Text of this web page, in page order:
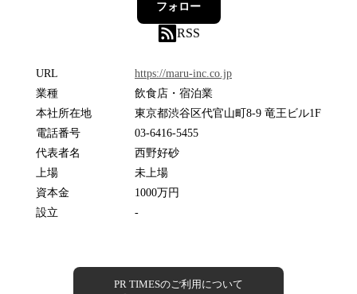
フォロー
RSS
URL
https://maru-inc.co.jp
業種
飲食店・宿泊業
本社所在地
東京都渋谷区代官山町8-9 竜王ビル1F
電話番号
03-6416-5455
代表者名
西野好砂
上場
未上場
資本金
1000万円
設立
-
PR TIMESのご利用について